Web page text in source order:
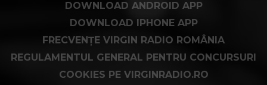
DOWNLOAD ANDROID APP
DOWNLOAD IPHONE APP
FRECVENȚE VIRGIN RADIO ROMÂNIA
REGULAMENTUL GENERAL PENTRU CONCURSURI
COOKIES PE VIRGINRADIO.RO